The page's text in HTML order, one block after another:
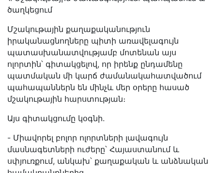
ծաղկեցում
Մշակութային քաղաքականություն
իրականացնողները պիտի առավելագույն
պատասխանատվությամբ մոտենան այս
ոլորտին՝ գիտակցելով, որ իրենք ընդամենը
պատմական մի կարճ ժամանակահատվածում
պահապաններն են մինչև մեր օրերը հասած
մշակութային հարստության։
Այս գիտակցումը կօգնի.
- Միավորել բոլոր ոլորտների լավագույն
մասնագետների ուժերը՝ Հայաստանում և
սփյուռքում, անկախ՝ քաղաքական և անձնական